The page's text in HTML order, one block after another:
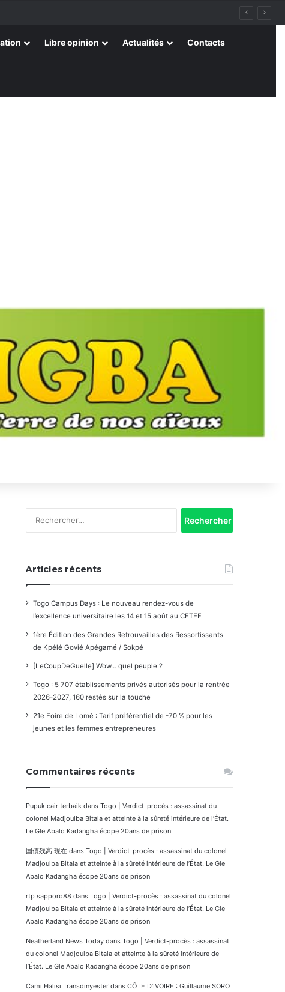
Libre opinion Actualités Contacts
Articles récents
Togo Campus Days : Le nouveau rendez-vous de
l’excellence universitaire les 14 et 15 août au CETEF
1ère Édition des Grandes Retrouvailles des Ressortissants
de Kpélé Govié Apégamé / Sokpé
[LeCoupDeGuelle] Wow… quel peuple ?
Togo : 5 707 établissements privés autorisés pour la rentrée
2026-2027, 160 restés sur la touche
21e Foire de Lomé : Tarif préférentiel de -70 % pour les
jeunes et les femmes entrepreneures
Commentaires récents
Pupuk cair terbaik dans Togo | Verdict-procès : assassinat du
colonel Madjoulba Bitala et atteinte à la sûreté intérieure de l’État.
Le Gle Abalo Kadangha écope 20ans de prison
国債残高 現在 dans Togo | Verdict-procès : assassinat du colonel
Madjoulba Bitala et atteinte à la sûreté intérieure de l’État. Le Gle
Abalo Kadangha écope 20ans de prison
rtp sapporo88 dans Togo | Verdict-procès : assassinat du colonel
Madjoulba Bitala et atteinte à la sûreté intérieure de l’État. Le Gle
Abalo Kadangha écope 20ans de prison
Neatherland News Today dans Togo | Verdict-procès : assassinat
du colonel Madjoulba Bitala et atteinte à la sûreté intérieure de
l’État. Le Gle Abalo Kadangha écope 20ans de prison
Cami Halısı Transdinyester dans CÔTE D’IVOIRE : Guillaume SORO